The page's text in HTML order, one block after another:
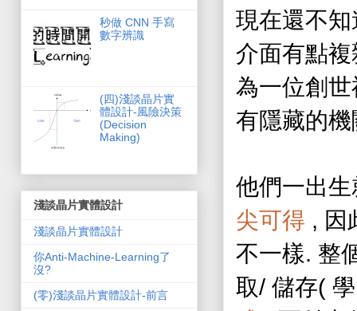
現在還不知
介面有點複
為一位創世
有隱藏的
他們一出
尖可得 , 因
不一樣. 整
取/ 儲存(
秒做 CNN 手寫
數字辨識
(­四)淺談晶片實
體設計-風險決策
(Decision
Making)
淺談晶片實體設計
淺談晶片實體設計
你Anti-Machine-Learning了
沒?
(零)淺談晶片實體設計-前言